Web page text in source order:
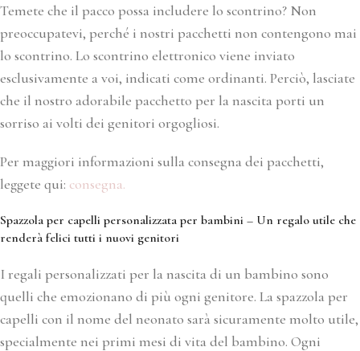
Temete che il pacco possa includere lo scontrino? Non
preoccupatevi, perché i nostri pacchetti non contengono mai
lo scontrino. Lo scontrino elettronico viene inviato
esclusivamente a voi, indicati come ordinanti. Perciò, lasciate
che il nostro adorabile pacchetto per la nascita porti un
sorriso ai volti dei genitori orgogliosi.
Per maggiori informazioni sulla consegna dei pacchetti,
leggete qui: consegna.
Spazzola per capelli personalizzata per bambini – Un regalo utile che
renderà felici tutti i nuovi genitori
I regali personalizzati per la nascita di un bambino sono
quelli che emozionano di più ogni genitore. La spazzola per
capelli con il nome del neonato sarà sicuramente molto utile,
specialmente nei primi mesi di vita del bambino. Ogni